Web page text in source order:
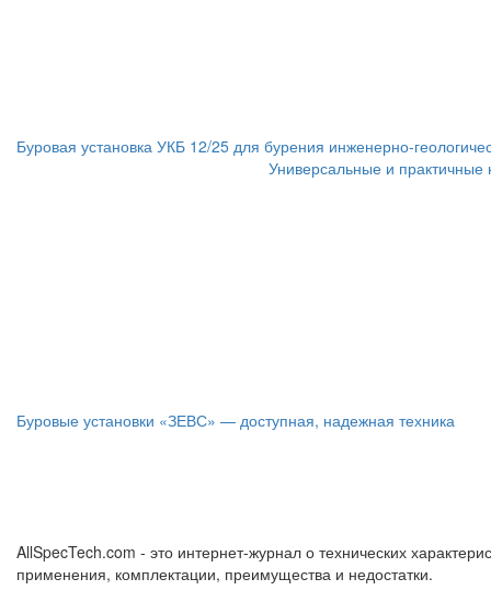
Буровая установка УКБ 12/25 для бурения инженерно-
Универсальные и практичные
Буровые установки «ЗЕВС» — доступная, надежная техника
AllSpecTech.com - это интернет-журнал о технических
применения, комплектации, преимущества и недостатки.